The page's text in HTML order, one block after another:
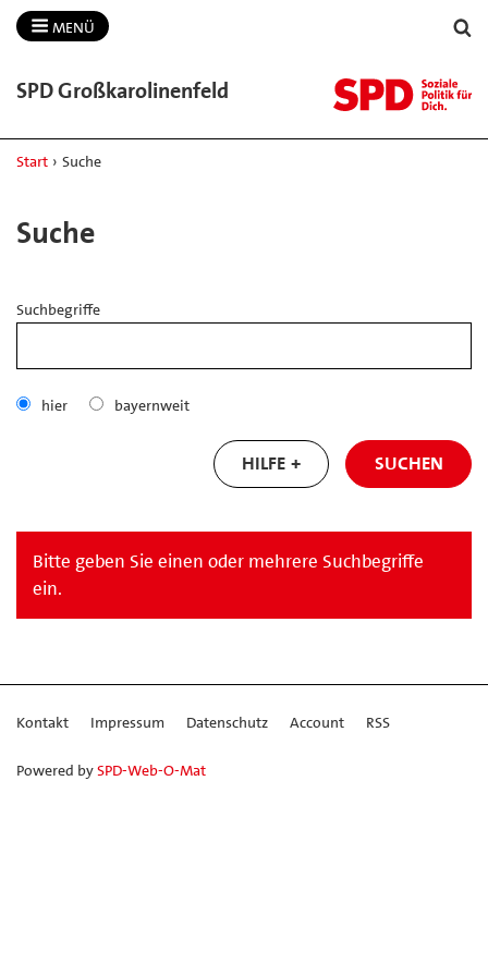
MENÜ
SPD Großkarolinenfeld
Start › Suche
Suche
Suchbegriffe
hier bayernweit
HILFE SUCHEN
Bitte geben Sie einen oder mehrere Suchbegriffe
ein.
Kontakt Impressum Datenschutz Account RSS
Powered bySPD-Web-O-Mat